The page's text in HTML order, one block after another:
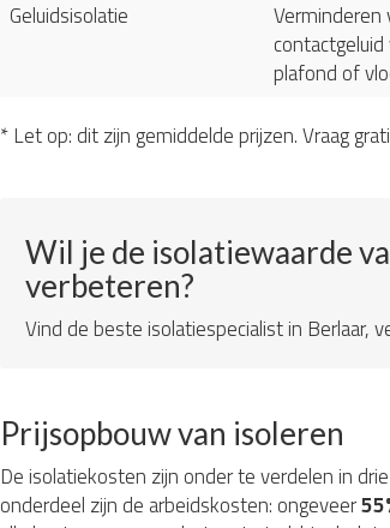
Geluidsisolatie
Verminderen
contactgeluid
plafond of
* Let op: dit zijn gemiddelde prijzen. Vraag
Wil je de isolatiewaarde
verbeteren?
Vind de beste isolatiespecialist in Berlaar,
Prijsopbouw van isoleren
De isolatiekosten zijn onder te verdelen in
onderdeel zijn de arbeidskosten: ongeveer